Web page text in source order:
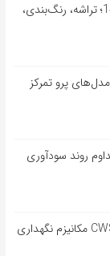
افشای جزئیات جدیدی از سری آیفون 14؛ تراشه، رنگ‌بندی،
سری آیفون 14، روی مدل‌های پرو تمرکز
روند سودآوری
مدیر تیم بلاکچین نوبیتکس در رویداد CWS مکانیزم نگهداری